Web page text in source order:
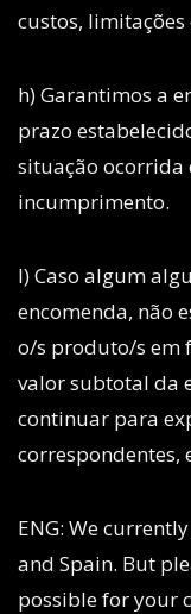
custos,
h) Garantimos a
prazo
situação ocorrida
incumprimento.
I) Caso algum
encomenda, não
o/s produto/s em
valor subtotal da
continuar para
correspondentes,
ENG: We
and Spain. But
possible for your